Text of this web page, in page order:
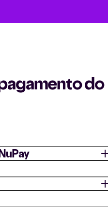
do
para compras
Nubank. Com ele, você paga